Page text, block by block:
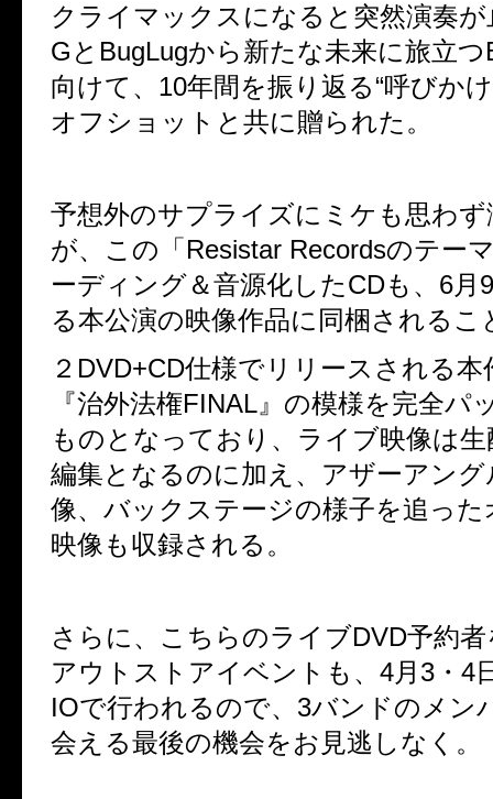
クライマックスになると突然演奏
G と BugLugから新たな未来に旅立つ
向けて、 10年間を振り返る“呼びか
オフショットと共に贈られた。
予想外のサプライズにミケも思わ
が、この「 Resistar Recordsのテー
ーディング＆音源化したCDも、 6月 9
る本公演の映像作品に同梱されるこ
２ DVD+CD仕様でリリースされる本
『治外法権FINAL 』の模様を完全パ
ものとなっており、ライブ映像は
編集となるのに加え、アザーアン
像、バックステージの様子を追っ
映像も収録される。
さらに、こちらのライブDVD予約
アウトストアイベントも、 4月 3 ・ 4
IOで行われるので、 3バンドのメン
会える最後の機会をお見逃しなく。